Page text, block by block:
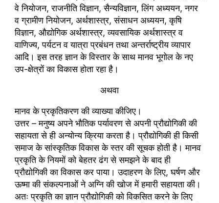
वे नियोजन, राजनीति विज्ञान, सैन्यविज्ञान, लिंग अध्ययन, नगर
व ग्रामीण नियोजन, अर्थशास्त्र, संसाधन अध्ययन, कृषि
विज्ञान, औद्योगिक अर्थशास्त्र, व्यवसायिक अर्थशास्त्र व
वाणिज्य, पर्यटन व यात्रा प्रबंधन तथा अन्तर्राष्ट्रीय व्यापार
आदि। इस तरह ज्ञान के विस्तार के साथ मानव भूगोल के नए
उप-क्षेत्रों का विकास होता रहा है।
अथवा
मानव के प्रकृतिकरण की व्याख्या कीजिए।
उत्तर – मनुष्य अपने भौतिक पर्यावरण से अपनी प्रौद्योगिकी की
सहायता से ही अन्योन्य क्रिया करता है। प्रौद्योगिकी ही किसी
समाज के सांस्कृतिक विकास के स्तर की सूचक होती है। मानव
प्रकृति के नियमों को बेहतर ढंग से समझने के बाद ही
प्रौद्योगिकी का विकास कर पाया। उदाहरण के लिए, घर्षण और
ऊष्मा की संकल्पनाओं ने अग्नि की खोज में हमारी सहायता की।
अतः प्रकृति का ज्ञान प्रौद्योगिकी को विकसित करने के लिए